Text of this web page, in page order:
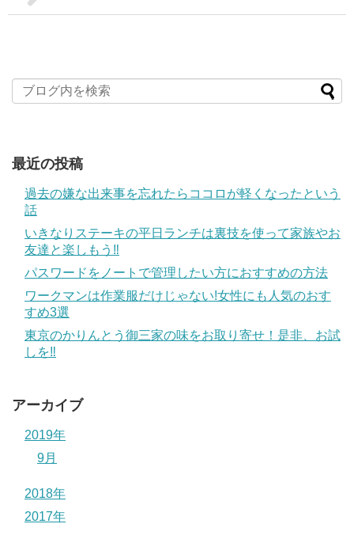
最近の投稿
過去の嫌な出来事を忘れたらココロが軽くなったという
話
いきなりステーキの平日ランチは裏技を使って家族やお
友達と楽しもう‼
パスワードをノートで管理したい方におすすめの方法
ワークマンは作業服だけじゃない!女性にも人気のおす
すめ3選
東京のかりんとう御三家の味をお取り寄せ！是非、お試
しを‼
アーカイブ
2019年
9月
2018年
2017年